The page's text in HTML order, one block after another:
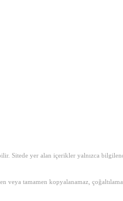
yer alan içerikler yalnızca
tamamen kopyalanamaz,